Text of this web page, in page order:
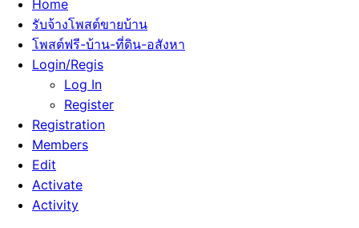
Home
รับจ้างโพสต์ขายบ้าน
โพสต์ฟรี-บ้าน-ที่ดิน-อสังหา
Login/Regis
Log In
Register
Registration
Members
Edit
Activate
Activity